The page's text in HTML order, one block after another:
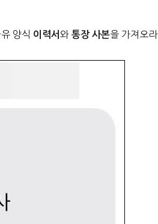
양식 이력서 와 통장 사본을 가져오